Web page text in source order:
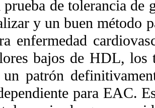
prueba de tolerancia de
y un buen método
enfermedad
bajos de HDL, los
un patrón
para EAC.